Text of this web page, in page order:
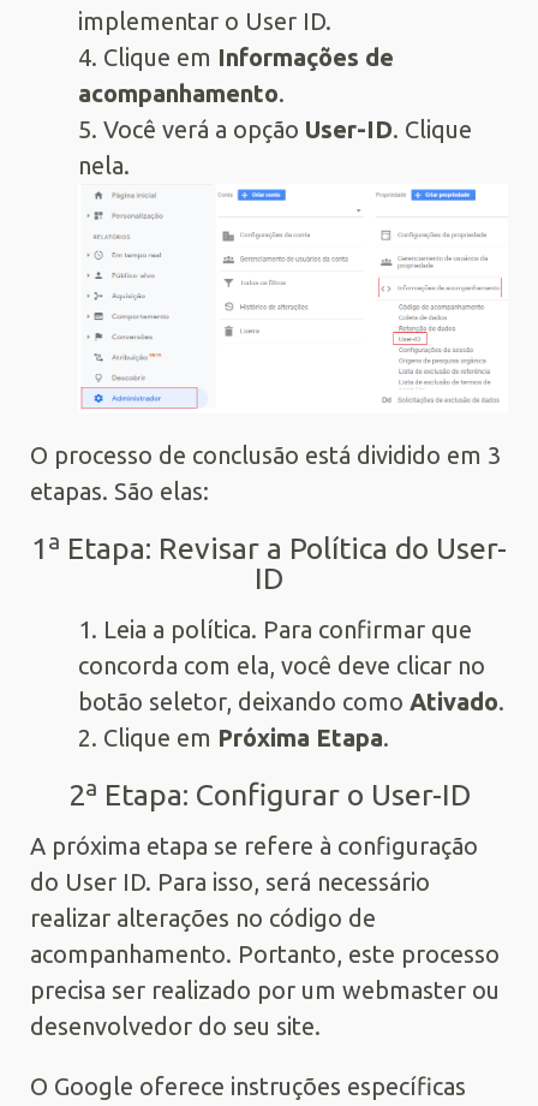
implementar o User ID.
4. Clique em Informações de
acompanhamento.
5. Você verá a opção User-ID. Clique
nela.
O processo de conclusão está dividido em 3
etapas. São elas:
1ª Etapa: Revisar a Política do User-
ID
1. Leia a política. Para confirmar que
concorda com ela, você deve clicar no
botão seletor, deixando como Ativado.
2. Clique em Próxima Etapa.
2ª Etapa: Configurar o User-ID
A próxima etapa se refere à configuração
do User ID. Para isso, será necessário
realizar alterações no código de
acompanhamento. Portanto, este processo
precisa ser realizado por um webmaster ou
desenvolvedor do seu site.
O Google oferece instruções específicas